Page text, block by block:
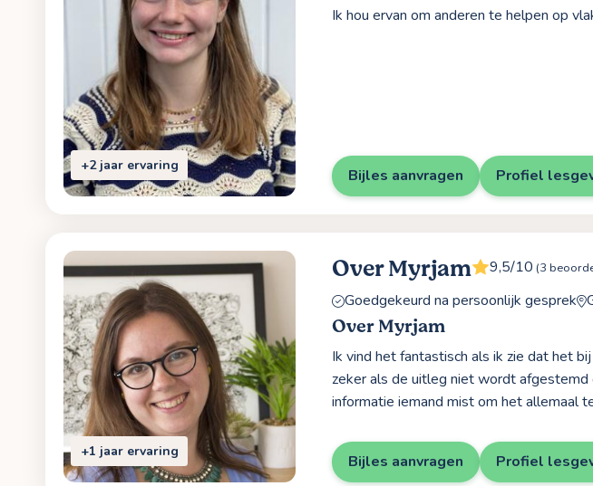
+2 jaar ervaring
Ik hou ervan om anderen te helpen op
Bijles aanvragen Profiel
+1 jaar ervaring
Over Myrjam 9,5/10 (3
Goedgekeurd na persoonlijk gesprek
Over Myrjam
Ik vind het fantastisch als ik zie dat het
zeker als de uitleg niet wordt afgestemd
informatie iemand mist om het allemaal
Bijles aanvragen Profiel